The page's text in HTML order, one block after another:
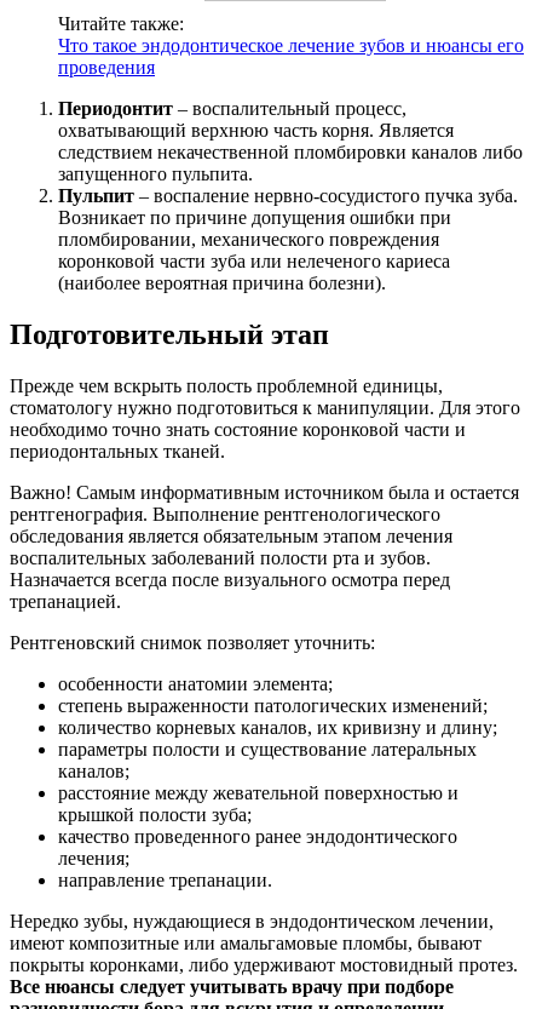
Читайте также:
Что такое эндодонтическое лечение зубов и нюансы его
проведения
Периодонтит – воспалительный процесс,
охватывающий верхнюю часть корня. Является
следствием некачественной пломбировки каналов либо
запущенного пульпита.
Пульпит – воспаление нервно-сосудистого пучка зуба.
Возникает по причине допущения ошибки при
пломбировании, механического повреждения
коронковой части зуба или нелеченого кариеса
(наиболее вероятная причина болезни).
Подготовительный этап
Прежде чем вскрыть полость проблемной единицы,
стоматологу нужно подготовиться к манипуляции. Для этого
необходимо точно знать состояние коронковой части и
периодонтальных тканей.
Важно! Самым информативным источником была и остается
рентгенография. Выполнение рентгенологического
обследования является обязательным этапом лечения
воспалительных заболеваний полости рта и зубов.
Назначается всегда после визуального осмотра перед
трепанацией.
Рентгеновский снимок позволяет уточнить:
особенности анатомии элемента;
степень выраженности патологических изменений;
количество корневых каналов, их кривизну и длину;
параметры полости и существование латеральных
каналов;
расстояние между жевательной поверхностью и
крышкой полости зуба;
качество проведенного ранее эндодонтического
лечения;
направление трепанации.
Нередко зубы, нуждающиеся в эндодонтическом лечении,
имеют композитные или амальгамовые пломбы, бывают
покрыты коронками, либо удерживают мостовидный протез.
Все нюансы следует учитывать врачу при подборе